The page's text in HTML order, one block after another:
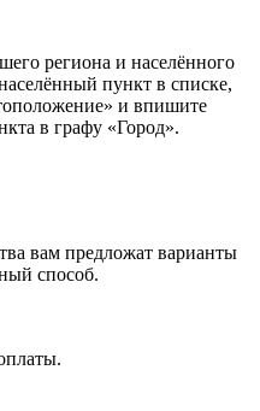
региона и населённого
пункт в списке,
и впишите
в графу «Город».
вам предложат варианты
способ.